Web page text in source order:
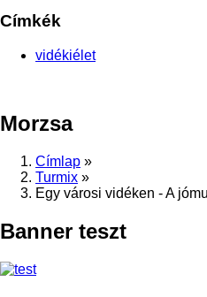
Címkék
vidékiélet
Morzsa
Címlap »
Turmix »
Egy városi vidéken - A
Banner teszt